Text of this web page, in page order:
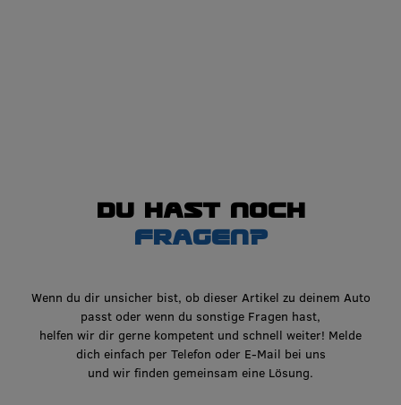
Du hast noch
Fragen?
Wenn du dir unsicher bist, ob dieser Artikel zu deinem Auto
passt oder wenn du sonstige Fragen hast,
helfen wir dir gerne kompetent und schnell weiter! Melde
dich einfach per Telefon oder E-Mail bei uns
und wir finden gemeinsam eine Lösung.